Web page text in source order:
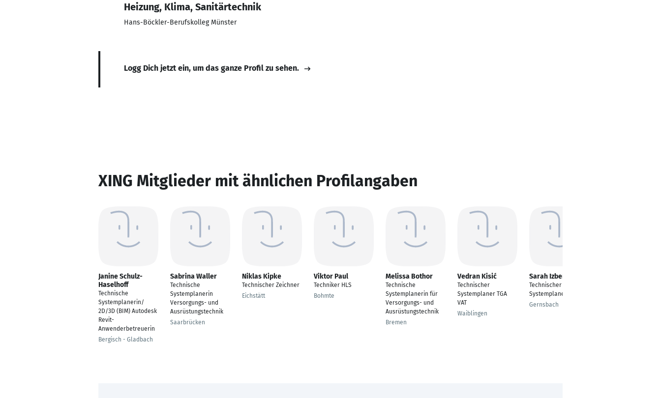
Heizung, Klima, Sanitärtechnik
Hans-Böckler-Berufskolleg Münster
Logg Dich jetzt ein, um das ganze Profil zu sehen.
XING Mitglieder mit ähnlichen Profilangaben
Janine Schulz-
Haselhoff
Technische
Systemplanerin/
2D/3D (BIM) Autodesk
Revit-
Anwenderbetreuerin
Bergisch - Gladbach
Sabrina Waller
Technische
Systemplanerin
Versorgungs- und
Ausrüstungstechnik
Saarbrücken
Niklas Kipke
Technischer Zeichner
Eichstätt
Viktor Paul
Techniker HLS
Bohmte
Melissa Bothor
Technische
Systemplanerin für
Versorgungs- und
Ausrüstungstechnik
Bremen
Vedran Kisić
Technischer
Systemplaner TGA
VAT
Waiblingen
Sarah Izberovic
Technischer
Systemplaner
Gernsbach